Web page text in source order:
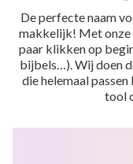
De perfecte naam
makkelijk! Met onze
paar klikken op
bijbels…). Wij doen
die helemaal passen
tool